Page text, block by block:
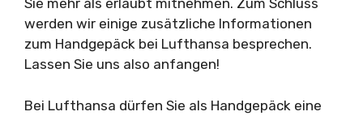
Sie mehr als erlaubt mitnehmen. Zum Schluss
werden wir einige zusätzliche Informationen
zum Handgepäck bei Lufthansa besprechen.
Lassen Sie uns also anfangen!
Bei Lufthansa dürfen Sie als Handgepäck eine